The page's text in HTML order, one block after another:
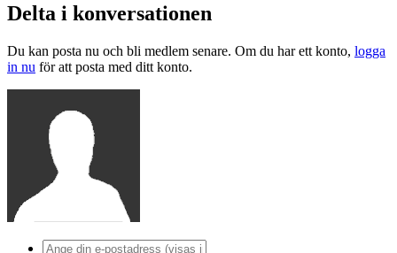
Delta i konversationen
Du kan posta nu och bli medlem senare. Om du har ett konto, logga
in nu för att posta med ditt konto.